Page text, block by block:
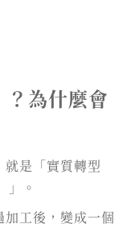
？為什麼會
是「實質轉型
。
工後，變成一個